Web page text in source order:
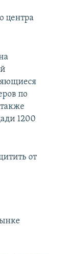
центра
по
1200
от